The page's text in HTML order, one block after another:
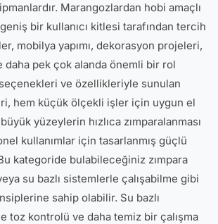
Marangozlardan hobi amaçlı
bir kullanıcı kitlesi tarafından tercih
mobilya yapımı, dekorasyon projeleri,
daha pek çok alanda önemli bir rol
ve özellikleriyle sunulan
hem küçük ölçekli işler için uygun el
yüzeylerin hızlıca zımparalanması
kullanımlar için tasarlanmış güçlü
kategoride bulabileceğiniz zımpara
su bazlı sistemlerle çalışabilme gibi
sahip olabilir. Su bazlı
toz kontrolü ve daha temiz bir çalışma